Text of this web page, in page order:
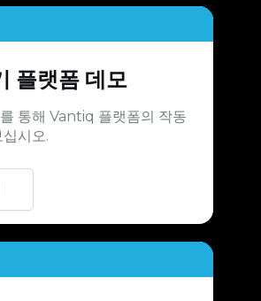
플랫폼 데모
통해 Vantiq 플랫폼의 작동
시오.